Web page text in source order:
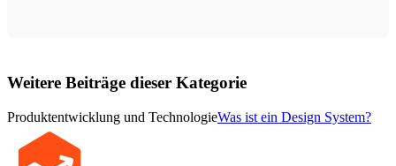
Weitere Beiträge dieser Kategorie
Produktentwicklung und TechnologieWas ist ein Design System?